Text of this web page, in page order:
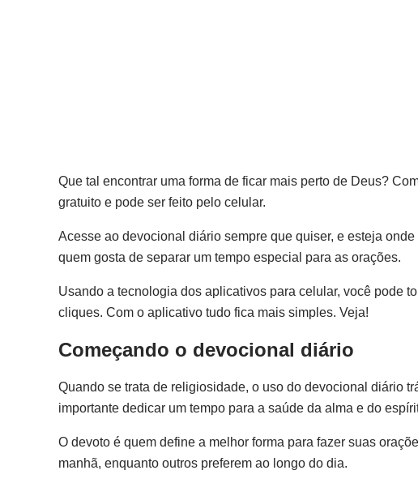
Que tal encontrar uma forma de ficar mais perto de Deus?
gratuito e pode ser feito pelo celular.
Acesse ao devocional diário sempre que quiser, e esteja
quem gosta de separar um tempo especial para as orações.
Usando a tecnologia dos aplicativos para celular, você pode
cliques. Com o aplicativo tudo fica mais simples. Veja!
Começando o devocional diário
Quando se trata de religiosidade, o uso do devocional diário
importante dedicar um tempo para a saúde da alma e do
O devoto é quem define a melhor forma para fazer suas
manhã, enquanto outros preferem ao longo do dia.